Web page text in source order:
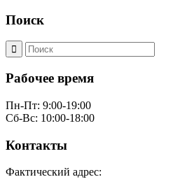
Поиск
Рабочее время
Пн-Пт: 9:00-19:00
Сб-Вс: 10:00-18:00
Контакты
Фактический адрес: